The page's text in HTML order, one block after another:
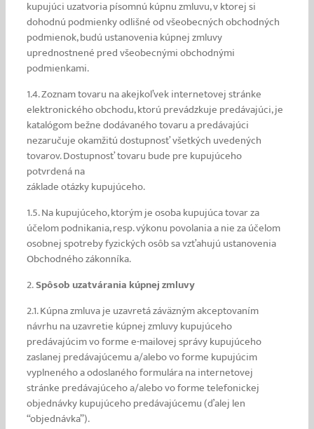
kupujúci uzatvoria písomnú kúpnu zmluvu, v ktorej si
dohodnú podmienky odlišné od všeobecných obchodných
podmienok, budú ustanovenia kúpnej zmluvy
uprednostnené pred všeobecnými obchodnými
podmienkami.
1.4. Zoznam tovaru na akejkoľvek internetovej stránke
elektronického obchodu, ktorú prevádzkuje predávajúci, je
katalógom bežne dodávaného tovaru a predávajúci
nezaručuje okamžitú dostupnosť všetkých uvedených
tovarov. Dostupnosť tovaru bude pre kupujúceho
potvrdená na
základe otázky kupujúceho.
1.5. Na kupujúceho, ktorým je osoba kupujúca tovar za
účelom podnikania, resp. výkonu povolania a nie za účelom
osobnej spotreby fyzických osôb sa vzťahujú ustanovenia
Obchodného zákonníka.
2.Spôsob uzatvárania kúpnej zmluvy
2.1. Kúpna zmluva je uzavretá záväzným akceptovaním
návrhu na uzavretie kúpnej zmluvy kupujúceho
predávajúcim vo forme e-mailovej správy kupujúceho
zaslanej predávajúcemu a/alebo vo forme kupujúcim
vyplneného a odoslaného formulára na internetovej
stránke predávajúceho a/alebo vo forme telefonickej
objednávky kupujúceho predávajúcemu (ďalej len
“objednávka”).